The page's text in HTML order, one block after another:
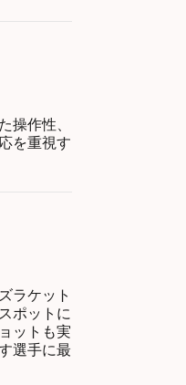
操作性、
を重視す
ラケット
ポットに
ットも実
選手に最